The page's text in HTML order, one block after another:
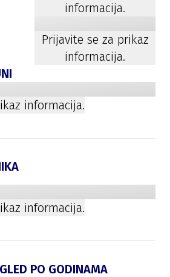
informacija.
Prijavite se za prikaz
informacija.
informacija.
informacija.
PO GODINAMA